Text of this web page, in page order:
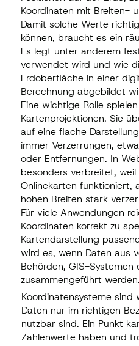
Koordinaten mit Breiten-
Damit solche Werte
können, braucht es ein
Es legt unter anderem
verwendet wird und wie
Erdoberfläche in einer
Berechnung abgebildet
Eine wichtige Rolle
Kartenprojektionen. Sie
auf eine flache
immer Verzerrungen,
oder Entfernungen. In
besonders verbreitet,
Onlinekarten funktioniert,
hohen Breiten stark
Für viele Anwendungen
Koordinaten korrekt zu
Kartendarstellung
wird es, wenn Daten aus
Behörden, GIS-Systemen
zusammengeführt werden.
Koordinatensysteme sind
Daten nur im richtigen
nutzbar sind. Ein Punkt
Zahlenwerte haben und